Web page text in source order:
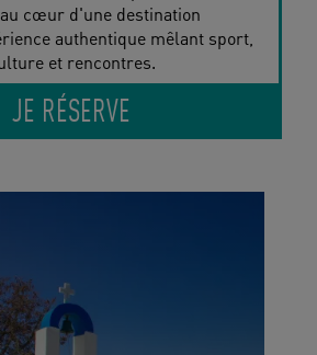
cœur d'une destination
authentique mêlant sport,
et rencontres.
JE RÉSERVE